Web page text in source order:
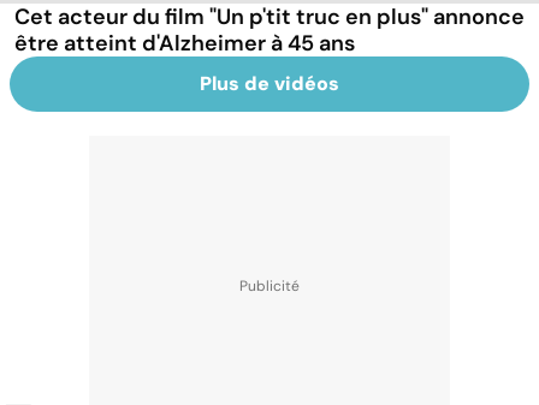
Cet acteur du film "Un p'tit truc en plus" annonce
être atteint d'Alzheimer à 45 ans
Plus de vidéos